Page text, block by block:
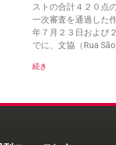
ストの合計４２０点
一次審査を通過した
年７月２３日および
でに、文協（Rua
続き